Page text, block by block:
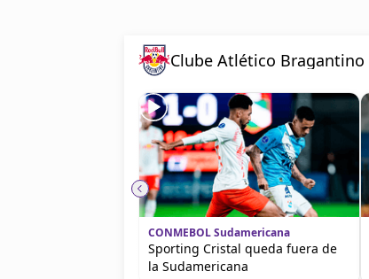
Clube Atlético Bragantino
CONMEBOL Sudamericana
Sporting Cristal queda fuera de
la Sudamericana